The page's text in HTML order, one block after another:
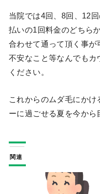
当院では4回、8回、12
払いの1回料金のどちら
合わせて通って頂く事が
不安なこと等なんでも
ください。
これからのムダ毛にかけ
ーに過ごせる夏を今か
関連